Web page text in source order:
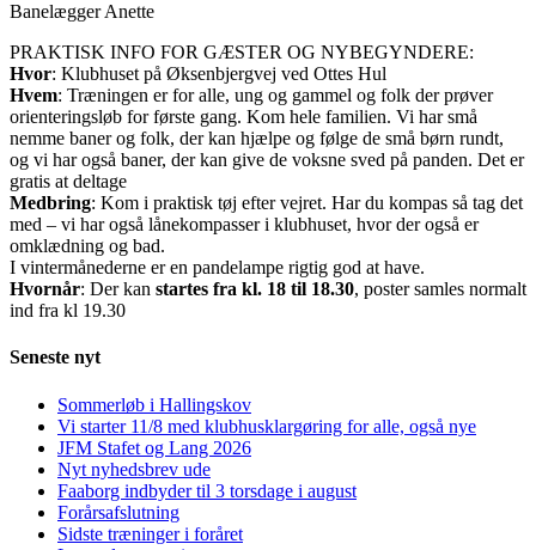
Banelægger Anette
PRAKTISK INFO FOR GÆSTER OG NYBEGYNDERE:
Hvor: Klubhuset på Øksenbjergvej ved Ottes Hul
Hvem: Træningen er for alle, ung og gammel og folk der prøver
orienteringsløb for første gang. Kom hele familien. Vi har små
nemme baner og folk, der kan hjælpe og følge de små børn rundt,
og vi har også baner, der kan give de voksne sved på panden. Det er
gratis at deltage
Medbring: Kom i praktisk tøj efter vejret. Har du kompas så tag det
med – vi har også lånekompasser i klubhuset, hvor der også er
omklædning og bad.
I vintermånederne er en pandelampe rigtig god at have.
Hvornår: Der kan startes fra kl. 18 til 18.30, poster samles normalt
ind fra kl 19.30
Seneste nyt
Sommerløb i Hallingskov
Vi starter 11/8 med klubhusklargøring for alle, også nye
JFM Stafet og Lang 2026
Nyt nyhedsbrev ude
Faaborg indbyder til 3 torsdage i august
Forårsafslutning
Sidste træninger i foråret